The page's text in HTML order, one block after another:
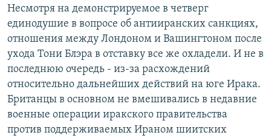
Несмотря на демонстрируемое в четверг
единодушие в вопросе об антииранских санкциях,
отношения между Лондоном и Вашингтоном после
ухода Тони Блэра в отставку все же охладели. И не в
последнюю очередь - из-за расхождений
относительно дальнейших действий на юге Ирака.
Британцы в основном не вмешивались в недавние
военные операции иракского правительства
против поддерживаемых Ираном шиитских